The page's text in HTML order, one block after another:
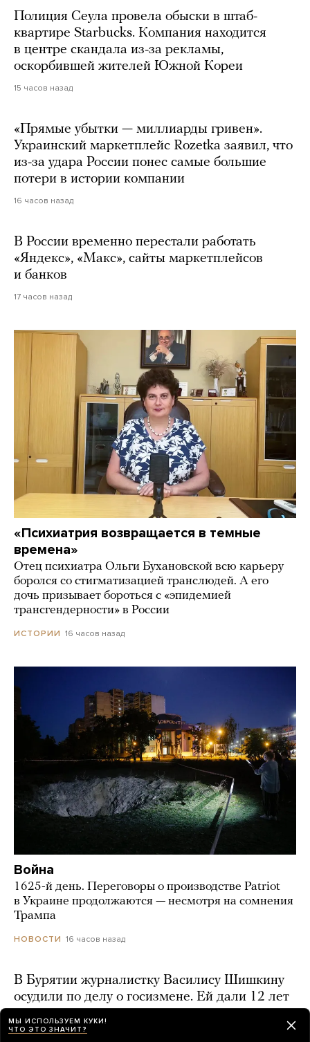
Полиция Сеула провела обыски в штаб-
квартире Starbucks. Компания находится
в центре скандала из-за рекламы,
оскорбившей жителей Южной Кореи
15 часов назад
«Прямые убытки — миллиарды гривен».
Украинский маркетплейс Rozetka заявил, что
из-за удара России понес самые большие
потери в истории компании
16 часов назад
В России временно перестали работать
«Яндекс», «Макс», сайты маркетплейсов
и банков
17 часов назад
«Психиатрия возвращается в темные
времена»
Отец психиатра Ольги Бухановской всю карьеру
боролся со стигматизацией транслюдей. А его
дочь призывает бороться с «эпидемией
трансгендерности» в России
ИСТОРИИ 16 часов назад
Война
1625-й день. Переговоры о производстве Patriot
в Украине продолжаются — несмотря на сомнения
Трампа
НОВОСТИ 16 часов назад
В Бурятии журналистку Василису Шишкину
осудили по делу о госизмене. Ей дали 12 лет
15 часов назад
МЫ ИСПОЛЬЗУЕМ КУКИ!
ЧТО ЭТО ЗНАЧИТ?